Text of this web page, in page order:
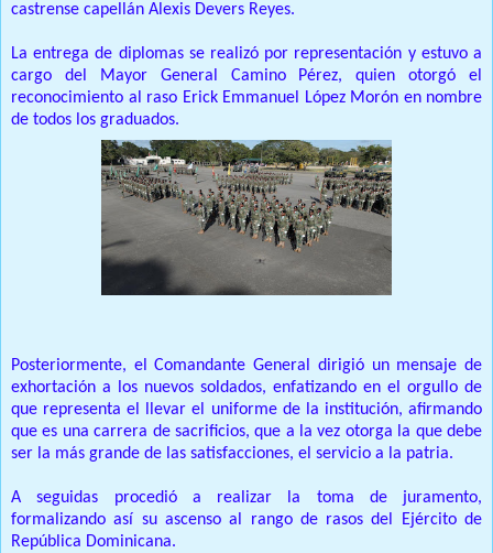
castrense capellán Alexis Devers Reyes.
La entrega de diplomas se realizó por representación y estuvo a
cargo del Mayor General Camino Pérez, quien otorgó el
reconocimiento al raso Erick Emmanuel López Morón en nombre
de todos los graduados.
Posteriormente, el Comandante General dirigió un mensaje de
exhortación a los nuevos soldados, enfatizando en el orgullo de
que representa el llevar el uniforme de la institución, afirmando
que es una carrera de sacrificios, que a la vez otorga la que debe
ser la más grande de las satisfacciones, el servicio a la patria.
A seguidas procedió a realizar la toma de juramento,
formalizando así su ascenso al rango de rasos del Ejército de
República Dominicana.